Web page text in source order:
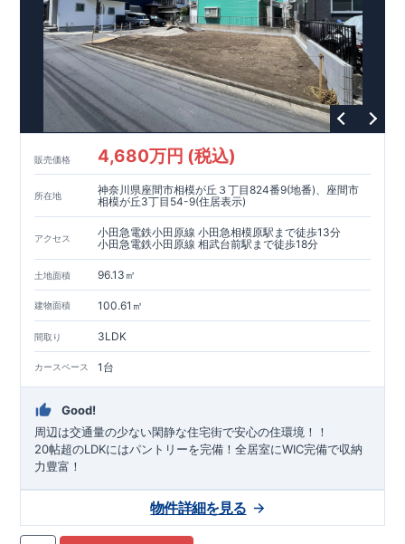
販売価格 4,680万円 (税込)
所在地
神奈川県座間市相模が丘３丁目824番9(地番)、座間市
相模が丘3丁目54-9(住居表示)
アクセス
小田急電鉄小田原線 小田急相模原駅まで徒歩13分
小田急電鉄小田原線 相武台前駅まで徒歩18分
土地面積 96.13㎡
建物面積 100.61㎡
間取り 3LDK
カースペース 1台
Good!
周辺は交通量の少ない閑静な住宅街で安心の住環境！！
20帖超のLDKにはパントリーを完備！全居室にWIC完備で収納
力豊富！
物件詳細を見る